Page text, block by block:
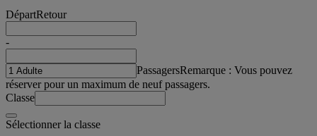
DépartRetour
-
PassagersRemarque : Vous pouvez
réserver pour un maximum de neuf passagers.
Classe
Sélectionner la classe